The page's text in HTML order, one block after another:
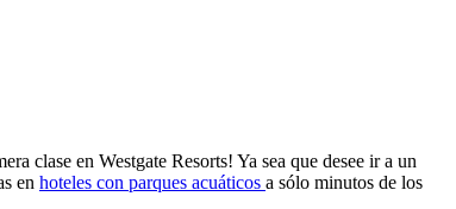
clase en Westgate Resorts! Ya sea que desee ir a un
en hoteles con parques acuáticos a sólo minutos de los